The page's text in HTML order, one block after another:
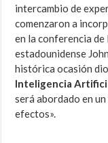
intercambio de
comenzaron a
en la conferencia
estadounidense
histórica ocasión
Inteligencia
será abordado en
efectos».